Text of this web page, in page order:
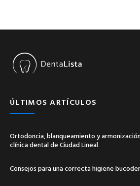
ÚLTIMOS ARTÍCULOS
Ortodoncia, blanqueamiento y
clínica dental de Ciudad Lineal
Consejos para una correcta higiene